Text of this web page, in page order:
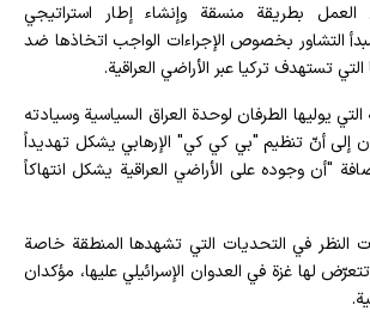
العمل بطريقة منسقة وإنشاء إطار استراتيجي
التشاور بخصوص الإجراءات الواجب اتخاذها ضد
التي تستهدف تركيا عبر الأراضي العراقية.
يوليها الطرفان لوحدة العراق السياسية وسيادته
إلى أنّ تنظيم "بي كي كي" الإرهابي يشكل تهديداً
إضافة "أن وجوده على الأراضي العراقية يشكل انتهاكاً
النظر في التحديات التي تشهدها المنطقة خاصة
تتعرّض لها غزة في العدوان الإسرائيلي عليها، مؤكدان